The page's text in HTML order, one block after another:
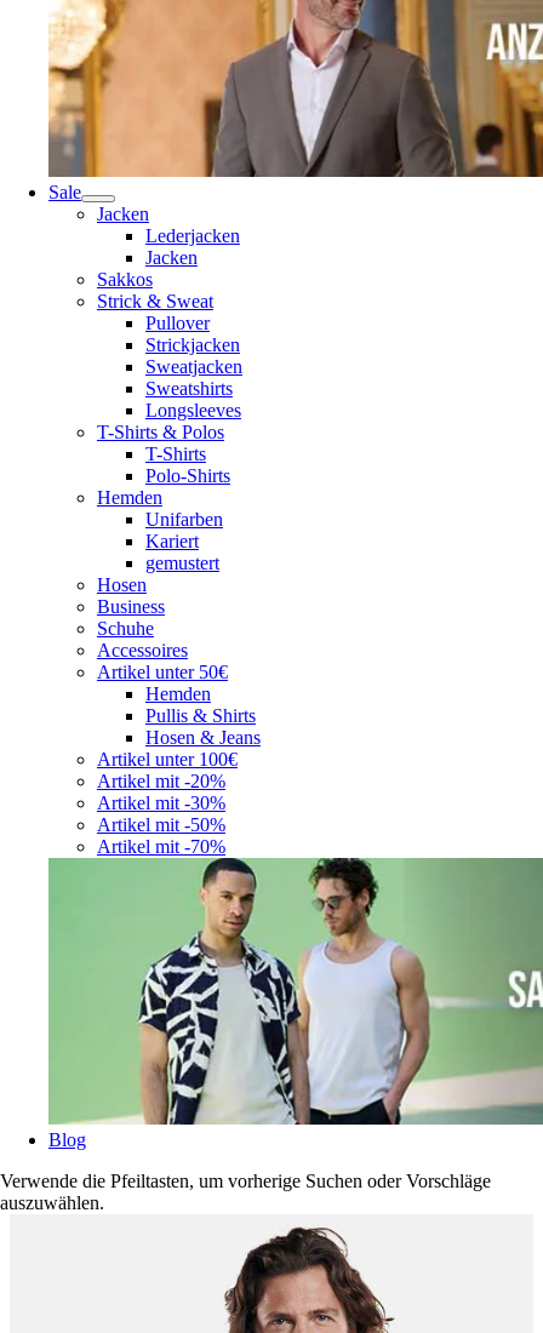
Sale
Jacken
Lederjacken
Jacken
Sakkos
Strick & Sweat
Pullover
Strickjacken
Sweatjacken
Sweatshirts
Longsleeves
T-Shirts & Polos
T-Shirts
Polo-Shirts
Hemden
Unifarben
Kariert
gemustert
Hosen
Business
Schuhe
Accessoires
Artikel unter 50€
Hemden
Pullis & Shirts
Hosen & Jeans
Artikel unter 100€
Artikel mit -20%
Artikel mit -30%
Artikel mit -50%
Artikel mit -70%
Blog
Verwende die Pfeiltasten, um vorherige Suchen oder Vorschläge
auszuwählen.